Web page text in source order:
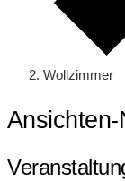
Wollzimmer